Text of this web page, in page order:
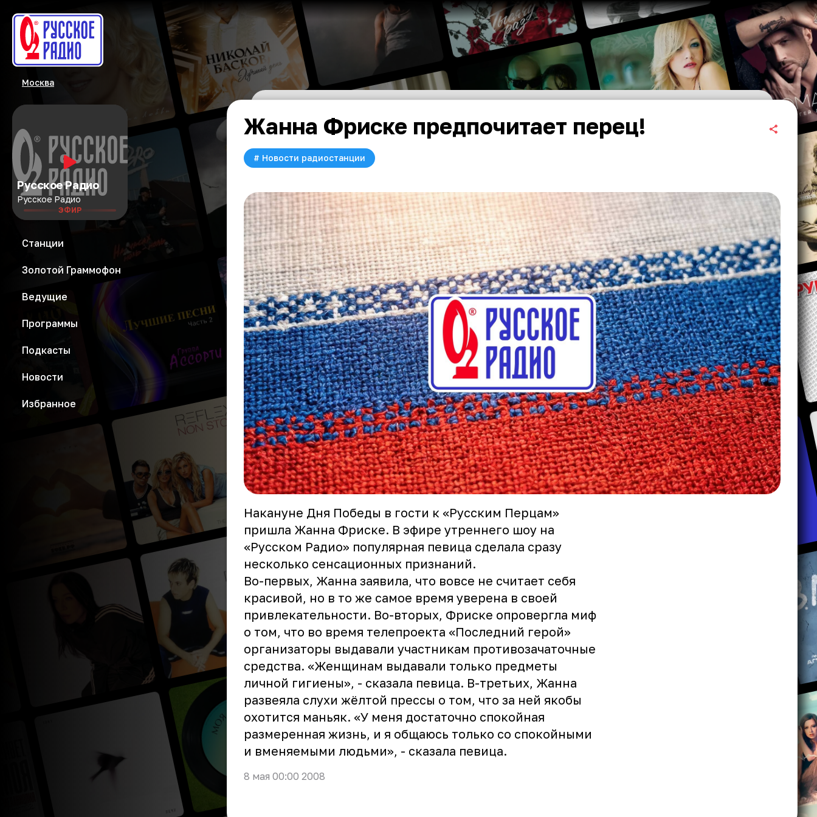
Москва
Русское Радио
Русское Радио
ЭФИР
Станции
Золотой Граммофон
Ведущие
Программы
Подкасты
Новости
Избранное
Жанна Фриске предпочитает перец!
# Новости радиостанции
Накануне Дня Победы в гости к «Русским Перцам»
пришла Жанна Фриске. В эфире утреннего шоу на
«Русском Радио» популярная певица сделала сразу
несколько сенсационных признаний.
Во-первых, Жанна заявила, что вовсе не считает себя
красивой, но в то же самое время уверена в своей
привлекательности. Во-вторых, Фриске опровергла миф
о том, что во время телепроекта «Последний герой»
организаторы выдавали участникам противозачаточные
средства. «Женщинам выдавали только предметы
личной гигиены», - сказала певица. В-третьих, Жанна
развеяла слухи жёлтой прессы о том, что за ней якобы
охотится маньяк. «У меня достаточно спокойная
размеренная жизнь, и я общаюсь только со спокойными
и вменяемыми людьми», - сказала певица.
8 мая 00:00 2008